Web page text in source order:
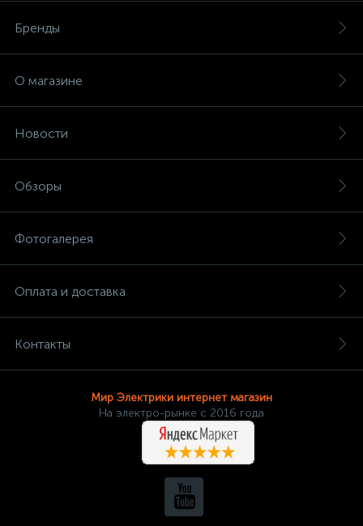
Бренды
О магазине
Новости
Обзоры
Фотогалерея
Оплата и доставка
Контакты
Мир Электрики интернет магазин
На электро-рынке с 2016 года